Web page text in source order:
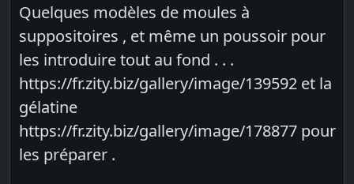
Quelques modèles de moules à
suppositoires , et même un poussoir pour
les introduire tout au fond . . .
https://fr.zity.biz/gallery/image/139592 et la
gélatine
https://fr.zity.biz/gallery/image/178877 pour
les préparer .